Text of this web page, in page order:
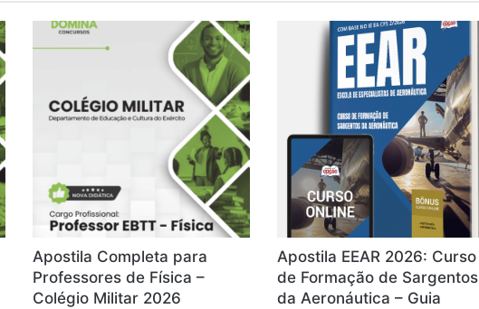
Apostila Completa para
Professores de Física –
Colégio Militar 2026
Apostila EEAR 2026: Curso
de Formação de Sargentos
da Aeronáutica – Guia